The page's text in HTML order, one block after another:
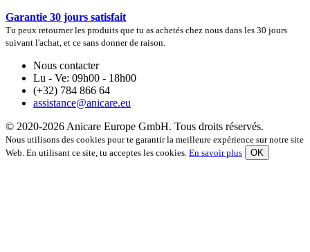
Garantie 30 jours satisfait
Tu peux retourner les produits que tu as achetés chez nous dans les 30 jours
suivant l'achat, et ce sans donner de raison.
Nous contacter
Lu - Ve: 09h00 - 18h00
(+32) 784 866 64
assistance@anicare.eu
© 2020-2026 Anicare Europe GmbH. Tous droits réservés.
Nous utilisons des cookies pour te garantir la meilleure expérience sur notre site
Web. En utilisant ce site, tu acceptes les cookies. En savoir plus OK